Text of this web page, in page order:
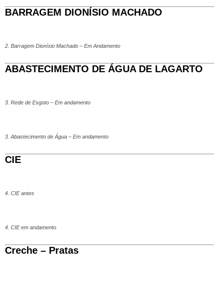
BARRAGEM DIONÍSIO MACHADO
2. Barragem Dionísio Machado – Em Andamento
ABASTECIMENTO DE ÁGUA DE LAGARTO
3. Rede de Esgoto – Em andamento
3. Abastecimento de Água – Em andamento
CIE
4. CIE antes
4. CIE em andamento
Creche – Pratas